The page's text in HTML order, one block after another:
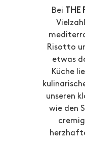
Bei THE
Risotto
etwas
Küche
unseren
wie den